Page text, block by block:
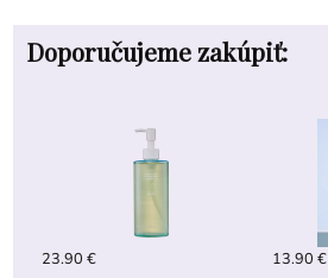
Doporučujeme zakúpiť:
23.90 €
13.90 €